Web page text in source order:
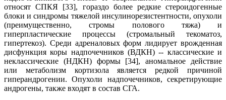
относят СПКЯ [33], гораздо более редкие стероидогенные
блоки и синдромы тяжелой инсулинорезистентности, опухоли
(преимущественно, стромы полового тяжа) и
гиперпластические процессы (стромальный текоматоз,
гипертекоз). Среди адреналовых форм лидирует врожденная
дисфункция коры надпочечников (ВДКН) -- классические и
неклассические (НДКН) формы [34], аномальное действие
или метаболизм кортизола является редкой причиной
гиперандрогении. Опухоли надпочечников, секретирующие
андрогены, также входят в состав СГА.